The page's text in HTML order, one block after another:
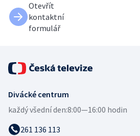
Otevřít
kontaktní
formulář
Divácké centrum
každý všední den:8:00—16:00 hodin
261 136 113